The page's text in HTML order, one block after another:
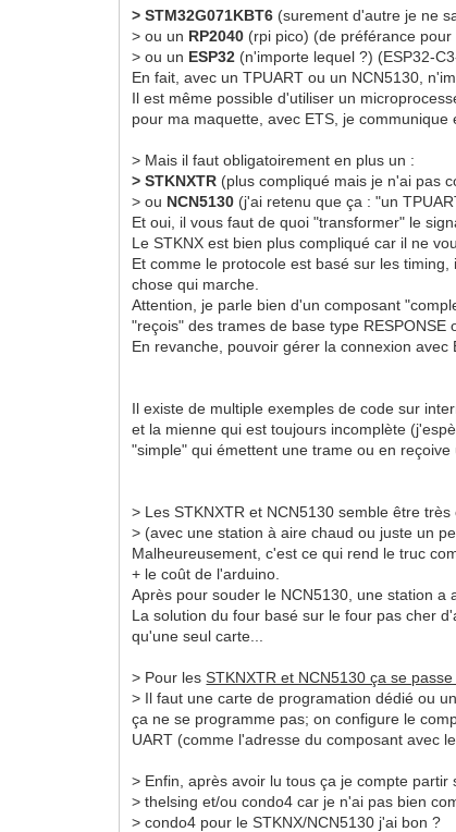
> STM32G071KBT6 (surement d'autre je ne
> ou un RP2040 (rpi pico) (de préférance
> ou un ESP32 (n'importe lequel ?) (ESP32-
En fait, avec un TPUART ou un NCN5130,
Il est même possible d'utiliser un
pour ma maquette, avec ETS, je
> Mais il faut obligatoirement en plus un :
> STKNXTR (plus compliqué mais je n'ai pas
> ou NCN5130 (j'ai retenu que ça : "un
Et oui, il vous faut de quoi "transformer" le
Le STKNX est bien plus compliqué car il ne
Et comme le protocole est basé sur les
chose qui marche.
Attention, je parle bien d'un composant
"reçois" des trames de base type RESPONSE
En revanche, pouvoir gérer la connexion
Il existe de multiple exemples de code sur
et la mienne qui est toujours incomplète
"simple" qui émettent une trame ou en
> Les STKNXTR et NCN5130 semble être
> (avec une station à aire chaud ou juste un
Malheureusement, c'est ce qui rend le truc
+ le coût de l'arduino.
Après pour souder le NCN5130, une station a
La solution du four basé sur le four pas cher
qu'une seul carte...
> Pour lesSTKNXTR et NCN5130 ça se
> Il faut une carte de programation dédié ou
ça ne se programme pas; on configure le
UART (comme l'adresse du composant avec
> Enfin, après avoir lu tous ça je compte
> thelsing et/ou condo4 car je n'ai pas bien
> condo4 pour le STKNX/NCN5130 j'ai bon ?